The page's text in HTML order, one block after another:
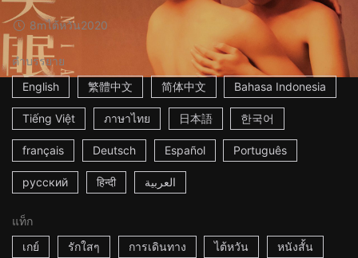
8mไต้หวัน2020
คำบรรยาย
English
繁體中文 简体中文 Bahasa Indonesia
Tiếng Việt ภาษาไทย 日本語 한국어
français Deutsch Español Português
русский हिन्दी العربية
แท็ก
เกย์
รักใสๆ การเดินทาง ไต้หวัน หนังสั้น